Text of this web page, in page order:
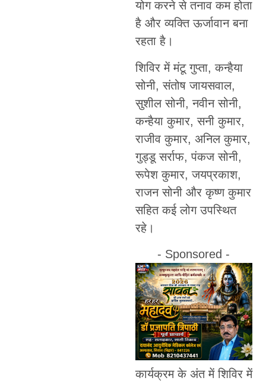
योग करने से तनाव कम होता
है और व्यक्ति ऊर्जावान बना
रहता है।
शिविर में मंटू गुप्ता, कन्हैया
सोनी, संतोष जायसवाल,
सुशील सोनी, नवीन सोनी,
कन्हैया कुमार, सनी कुमार,
राजीव कुमार, अनिल कुमार,
गुड्डू सर्राफ, पंकज सोनी,
रूपेश कुमार, जयप्रकाश,
राजन सोनी और कृष्ण कुमार
सहित कई लोग उपस्थित
रहे।
- Sponsored -
कार्यक्रम के अंत में शिविर में